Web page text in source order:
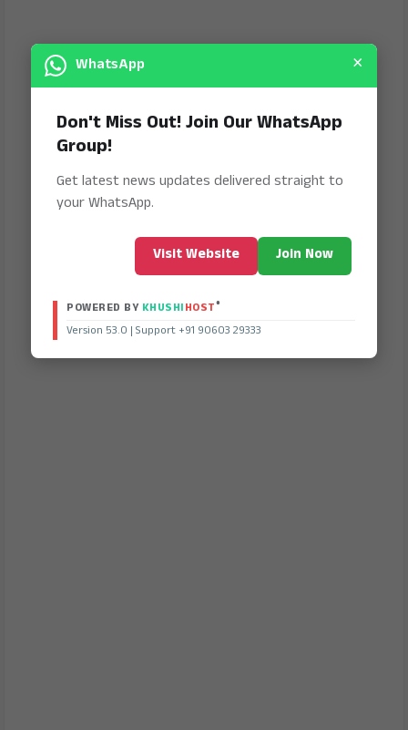
WhatsApp ×
Don't Miss Out! Join Our WhatsApp
Group!
Get latest news updates delivered straight to
your WhatsApp.
Visit Website Join Now
POWERED BY KHUSHIHOST®
Version 53.0 | Support +91 90603 29333